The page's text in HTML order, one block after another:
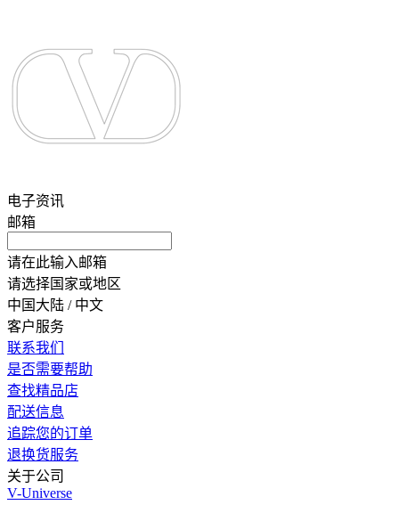
电子资讯
邮箱
请在此输入邮箱
请选择国家或地区
中国大陆 / 中文
客户服务
联系我们
是否需要帮助
查找精品店
配送信息
追踪您的订单
退换货服务
关于公司
V-Universe